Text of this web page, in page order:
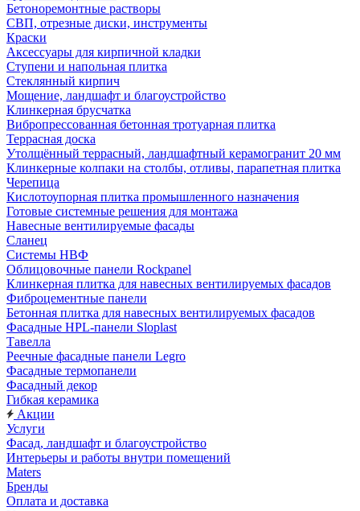
Бетоноремонтные растворы
СВП, отрезные диски, инструменты
Краски
Аксессуары для кирпичной кладки
Ступени и напольная плитка
Cтеклянный кирпич
Мощение, ландшафт и благоустройство
Клинкерная брусчатка
Вибропрессованная бетонная тротуарная плитка
Террасная доска
Утолщённый террасный, ландшафтный керамогранит 20 мм
Клинкерные колпаки на столбы, отливы, парапетная плитка
Черепица
Кислотоупорная плитка промышленного назначения
Готовые системные решения для монтажа
Навесные вентилируемые фасады
Сланец
Системы НВФ
Облицовочные панели Rockpanel
Клинкерная плитка для навесных вентилируемых фасадов
Фиброцементные панели
Бетонная плитка для навесных вентилируемых фасадов
Фасадные HPL-панели Sloplast
Тавелла
Реечные фасадные панели Legro
Фасадные термопанели
Фасадный декор
Гибкая керамика
Акции
Услуги
Фасад, ландшафт и благоустройство
Интерьеры и работы внутри помещений
Maters
Бренды
Оплата и доставка